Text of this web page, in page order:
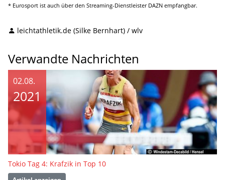
* Eurosport ist auch über den Streaming-Dienstleister DAZN empfangbar.
leichtathletik.de (Silke Bernhart) / wlv
Verwandte Nachrichten
02.08.
2021
Tokio Tag 4: Krafzik in Top 10